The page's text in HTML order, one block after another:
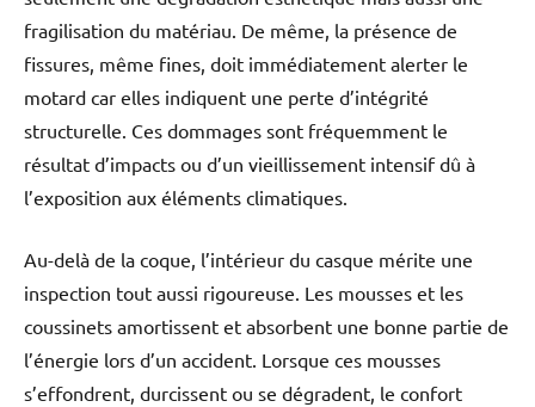
fragilisation du matériau. De même, la présence de
fissures, même fines, doit immédiatement alerter le
motard car elles indiquent une perte d’intégrité
structurelle. Ces dommages sont fréquemment le
résultat d’impacts ou d’un vieillissement intensif dû à
l’exposition aux éléments climatiques.
Au-delà de la coque, l’intérieur du casque mérite une
inspection tout aussi rigoureuse. Les mousses et les
coussinets amortissent et absorbent une bonne partie de
l’énergie lors d’un accident. Lorsque ces mousses
s’effondrent, durcissent ou se dégradent, le confort